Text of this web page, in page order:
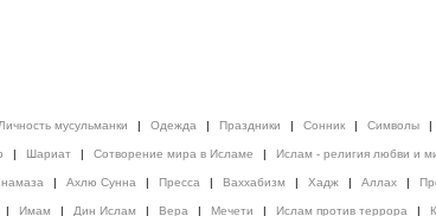
Личность мусульманки | Одежда | Праздники | Сонник | Символы |
| Шариат | Сотворение мира в Исламе | Ислам - религия любви и
| Ахлю Сунна | Пресса | Ваххабизм | Хадж | Аллах |
| Имам | Дин Ислам | Вера | Мечети | Ислам против террора |